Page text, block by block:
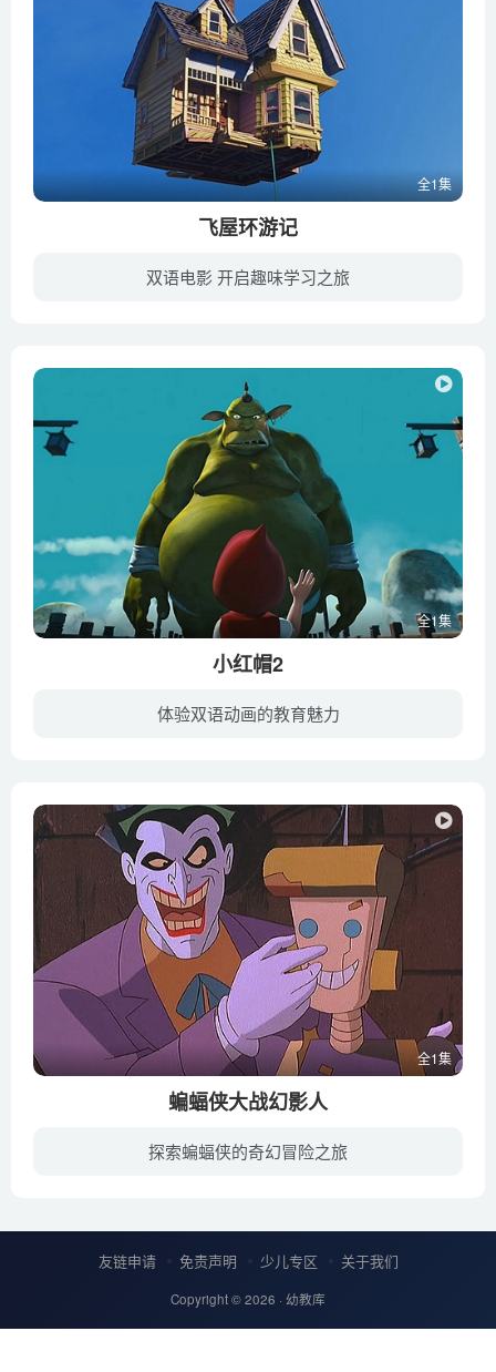
全1集
飞屋环游记
双语电影 开启趣味学习之旅
全1集
小红帽2
体验双语动画的教育魅力
全1集
蝙蝠侠大战幻影人
探索蝙蝠侠的奇幻冒险之旅
友链申请 免责声明 少儿专区 关于我们
Copyright © 2026 · 幼教库